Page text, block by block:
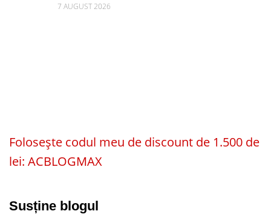
7 AUGUST 2026
Folosește codul meu de discount de 1.500 de
lei: ACBLOGMAX
Susține blogul